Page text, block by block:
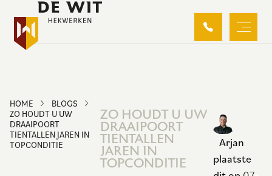
HOME
BLOGS
ZO HOUDT U UW
DRAAIPOORT
TIENTALLEN JAREN IN
TOPCONDITIE
ZO HOUDT U UW
DRAAIPOORT
TIENTALLEN
JAREN IN
TOPCONDITIE
Arjan
plaatste